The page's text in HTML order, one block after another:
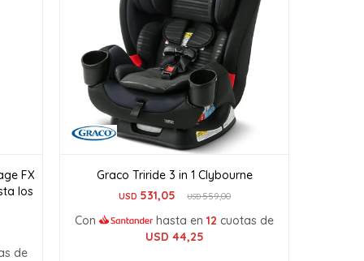
FX
los
de
Graco Triride 3 in 1 Clybourne
USD 531,05 USD559,00
Con hasta en12 cuotas de
USD 44,25